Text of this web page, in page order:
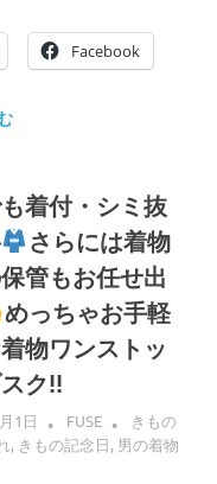
Facebook
着付・シミ抜
さらには着物
管もお任せ出
めっちゃお手軽
物ワンストッ
ク!!
1日 FUSE
きもの
, きもの記念日, 男の着物